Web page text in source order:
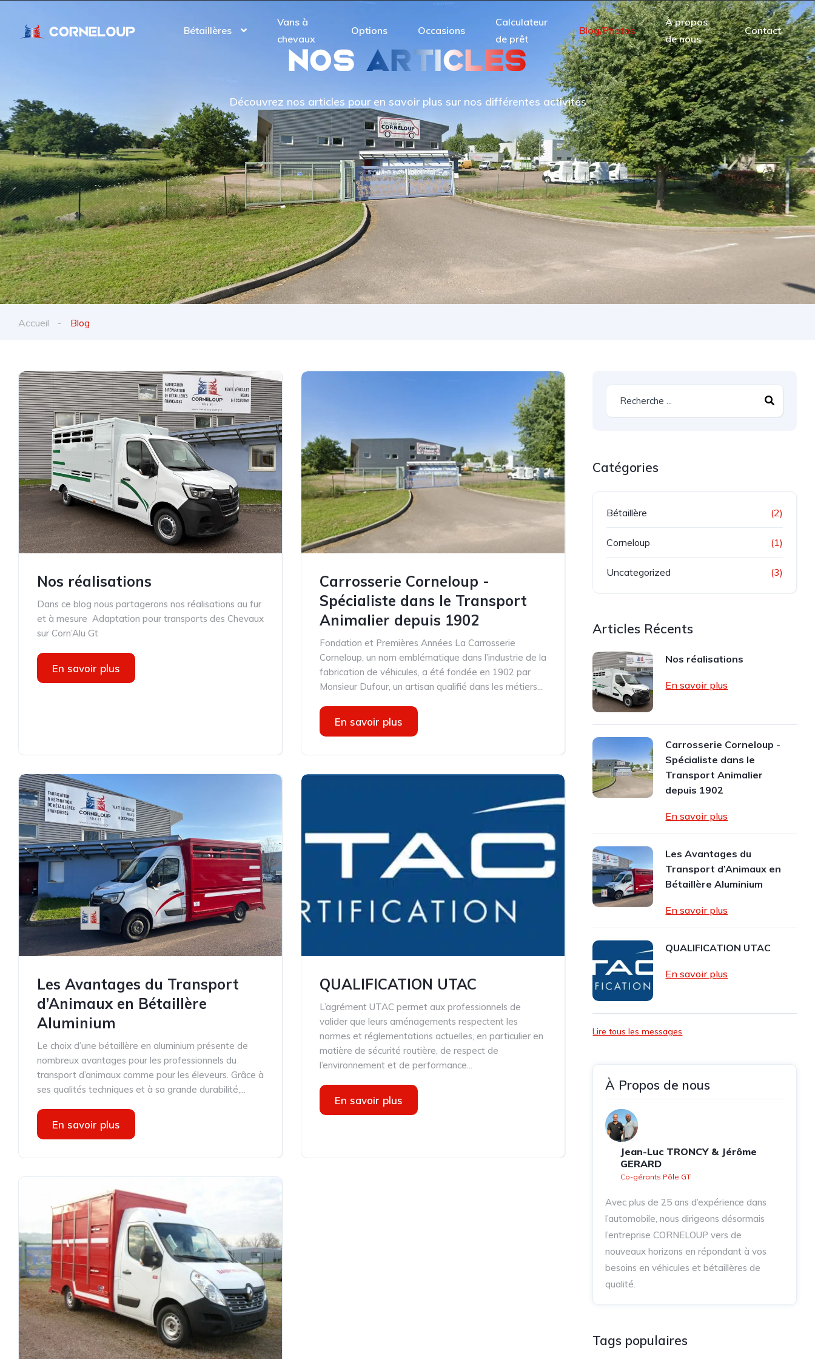
Bétaillères
Vans à
chevaux
Options Occasions
Calculateur
de prêt
Blog/Photos
À propos
de nous
Contact
NOS ARTICLES
Découvrez nos articles pour en savoir plus sur nos différentes activités
Accueil Blog
Nos réalisations
Dans ce blog nous partagerons nos réalisations au fur
et à mesure Adaptation pour transports des Chevaux
sur Corn’Alu Gt
En savoir plus
Carrosserie Corneloup -
Spécialiste dans le Transport
Animalier depuis 1902
Fondation et Premières Années La Carrosserie
Corneloup, un nom emblématique dans l’industrie de la
fabrication de véhicules, a été fondée en 1902 par
Monsieur Dufour, un artisan qualifié dans les métiers...
En savoir plus
Les Avantages du Transport
d’Animaux en Bétaillère
Aluminium
Le choix d’une bétaillère en aluminium présente de
nombreux avantages pour les professionnels du
transport d’animaux comme pour les éleveurs. Grâce à
ses qualités techniques et à sa grande durabilité,...
En savoir plus
QUALIFICATION UTAC
L’agrément UTAC permet aux professionnels de
valider que leurs aménagements respectent les
normes et réglementations actuelles, en particulier en
matière de sécurité routière, de respect de
l’environnement et de performance...
En savoir plus
Catégories
Bétaillère (2)
Corneloup (1)
Uncategorized (3)
Articles Récents
Nos réalisations
En savoir plus
Carrosserie Corneloup -
Spécialiste dans le
Transport Animalier
depuis 1902
En savoir plus
Les Avantages du
Transport d’Animaux en
Bétaillère Aluminium
En savoir plus
QUALIFICATION UTAC
En savoir plus
Lire tous les messages
À Propos de nous
Jean-Luc TRONCY & Jérôme
GERARD
Co-gérants Pôle GT
Avec plus de 25 ans d’expérience dans
l’automobile, nous dirigeons désormais
l’entreprise CORNELOUP vers de
nouveaux horizons en répondant à vos
besoins en véhicules et bétaillères de
qualité.
Tags populaires